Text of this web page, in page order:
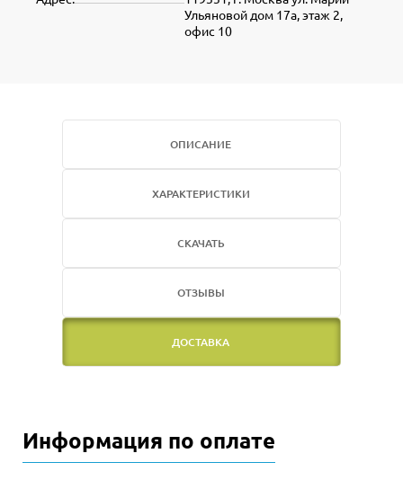
Ульяновой дом 17а, этаж 2,
офис 10
ОПИСАНИЕ
ХАРАКТЕРИСТИКИ
СКАЧАТЬ
ОТЗЫВЫ
ДОСТАВКА
Информация по оплате